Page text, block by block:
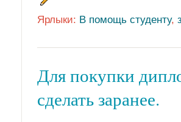
Ярлыки: В помощь студенту,
Для покупки
сделать заранее.